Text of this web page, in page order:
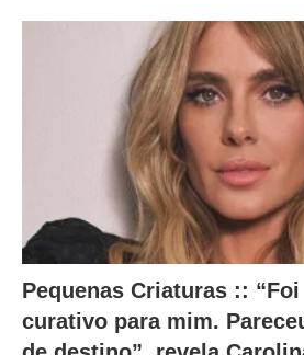
Pequenas Criaturas ::
curativo para mim.